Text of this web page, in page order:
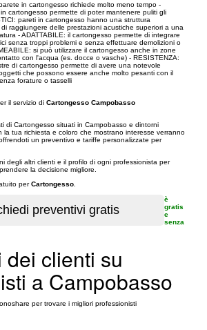
in cartongesso richiede molto meno tempo -
cartongesso permette di poter mantenere puliti gli
pareti in cartongesso hanno una struttura
raggiungere delle prestazioni acustiche superiori a una
- ADATTABILE: il cartongesso permette di integrare
senza troppi problemi e senza effettuare demolizioni o
si può utilizzare il cartongesso anche in zone
con l'acqua (es. docce o vasche) - RESISTENZA:
di cartongesso permette di avere una notevole
che possono essere anche molto pesanti con il
forature o tasselli
il servizio di Cartongesso Campobasso
di Cartongesso situati in Campobasso e dintorni
la tua richiesta e coloro che mostrano interesse verranno
un preventivo e tariffe personalizzate per
degli altri clienti e il profilo di ogni professionista per
la decisione migliore.
perCartongesso
è
gratis
e
senza
clienti su
a Campobasso
per trovare i migliori professionisti